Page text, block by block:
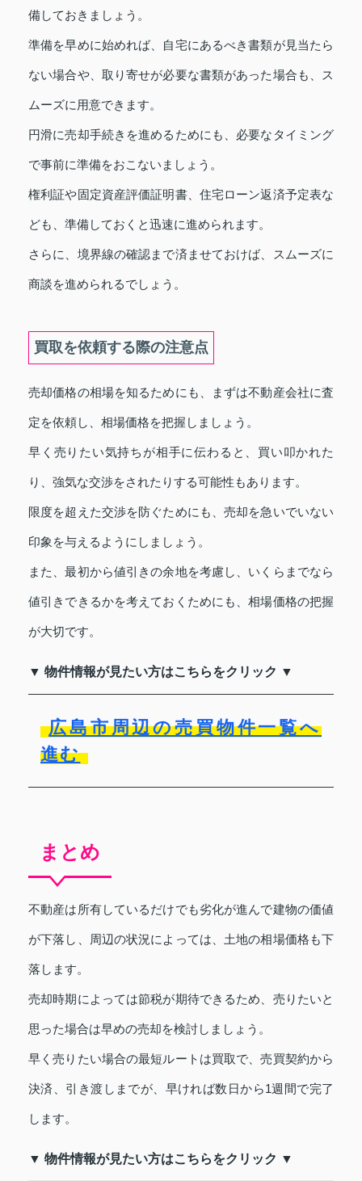
備しておきましょう。
準備を早めに始めれば、自宅にあるべき書類が見当たら
ない場合や、取り寄せが必要な書類があった場合も、ス
ムーズに用意できます。
円滑に売却手続きを進めるためにも、必要なタイミング
で事前に準備をおこないましょう。
権利証や固定資産評価証明書、住宅ローン返済予定表な
ども、準備しておくと迅速に進められます。
さらに、境界線の確認まで済ませておけば、スムーズに
商談を進められるでしょう。
買取を依頼する際の注意点
売却価格の相場を知るためにも、まずは不動産会社に査
定を依頼し、相場価格を把握しましょう。
早く売りたい気持ちが相手に伝わると、買い叩かれた
り、強気な交渉をされたりする可能性もあります。
限度を超えた交渉を防ぐためにも、売却を急いでいない
印象を与えるようにしましょう。
また、最初から値引きの余地を考慮し、いくらまでなら
値引きできるかを考えておくためにも、相場価格の把握
が大切です。
▼ 物件情報が見たい方はこちらをクリック ▼
広島市周辺の売買物件一覧へ
進む
まとめ
不動産は所有しているだけでも劣化が進んで建物の価値
が下落し、周辺の状況によっては、土地の相場価格も下
落します。
売却時期によっては節税が期待できるため、売りたいと
思った場合は早めの売却を検討しましょう。
早く売りたい場合の最短ルートは買取で、売買契約から
決済、引き渡しまでが、早ければ数日から1週間で完了
します。
▼ 物件情報が見たい方はこちらをクリック ▼